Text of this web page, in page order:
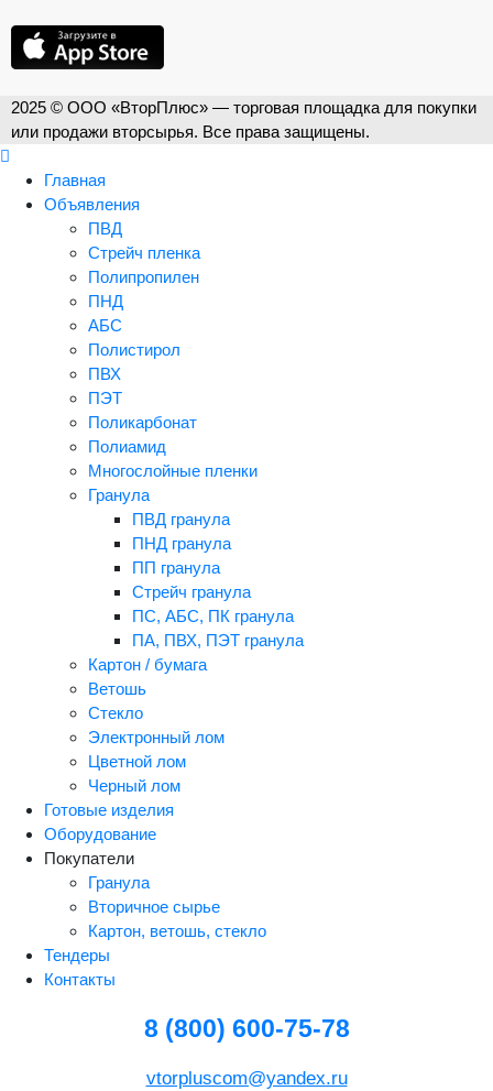
2025 © ООО «ВторПлюс» — торговая площадка для покупки
или продажи вторсырья. Все права защищены.
Главная
Объявления
ПВД
Стрейч пленка
Полипропилен
ПНД
АБС
Полистирол
ПВХ
ПЭТ
Поликарбонат
Полиамид
Многослойные пленки
Гранула
ПВД гранула
ПНД гранула
ПП гранула
Стрейч гранула
ПС, АБС, ПК гранула
ПА, ПВХ, ПЭТ гранула
Картон / бумага
Ветошь
Стекло
Электронный лом
Цветной лом
Черный лом
Готовые изделия
Оборудование
Покупатели
Гранула
Вторичное сырье
Картон, ветошь, стекло
Тендеры
Контакты
8 (800) 600-75-78
vtorpluscom@yandex.ru